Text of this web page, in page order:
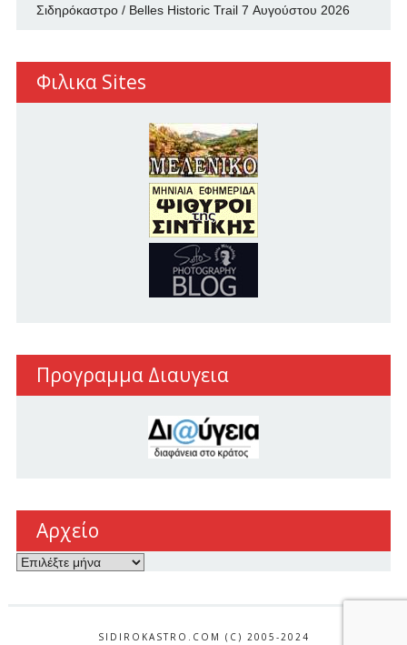
Σιδηρόκαστρο / Belles Historic Trail 7 Αυγούστου 2026
Φιλικα Sites
Προγραμμα Διαυγεια
Αρχείο
Αρχείο
SIDIROKASTRO.COM (C) 2005-2024